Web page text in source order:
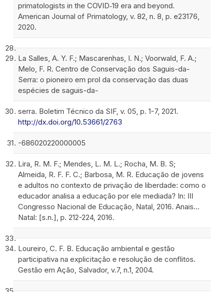
primatologists in the COVID‐19 era and beyond.
American Journal of Primatology, v. 82, n. 8, p. e23176,
2020.
La Salles, A. Y. F.; Mascarenhas, I. N.; Voorwald, F. A.;
Melo, F. R. Centro de Conservação dos Saguis-da-
Serra: o pioneiro em prol da conservação das duas
espécies de saguis-da-
serra. Boletim Técnico da SIF, v. 05, p. 1-7, 2021.
http://dx.doi.org/10.53661/2763
-686020220000005
Lira, R. M. F.; Mendes, L. M. L.; Rocha, M. B. S;
Almeida, R. F. F. C.; Barbosa, M. R. Educação de jovens
e adultos no contexto de privação de liberdade: como o
educador analisa a educação por ele mediada? In: III
Congresso Nacional de Educação, Natal, 2016. Anais...
Natal: [s.n.], p. 212-224, 2016.
Loureiro, C. F. B. Educação ambiental e gestão
participativa na explicitação e resolução de conflitos.
Gestão em Ação, Salvador, v.7, n.1, 2004.